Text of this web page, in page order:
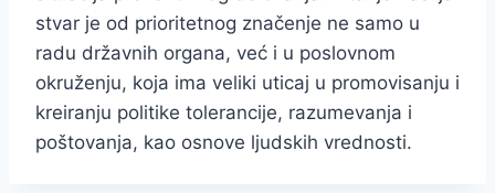
stvar je od prioritetnog značenje ne samo u
radu državnih organa, već i u poslovnom
okruženju, koja ima veliki uticaj u promovisanju i
kreiranju politike tolerancije, razumevanja i
poštovanja, kao osnove ljudskih vrednosti.